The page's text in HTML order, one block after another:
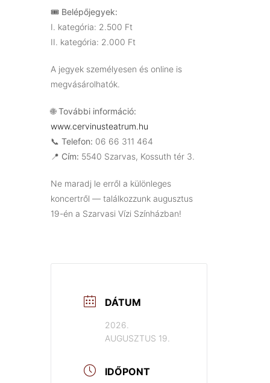
🎟️ Belépőjegyek:
I. kategória: 2.500 Ft
II. kategória: 2.000 Ft
A jegyek személyesen és online is
megvásárolhatók.
🌐További információ:
www.cervinusteatrum.hu
📞 Telefon: 06 66 311 464
📍 Cím: 5540 Szarvas, Kossuth tér 3.
Ne maradj le erről a különleges
koncertről — találkozzunk augusztus
19-én a Szarvasi Vízi Színházban!
DÁTUM
2026.
AUGUSZTUS 19.
IDŐPONT